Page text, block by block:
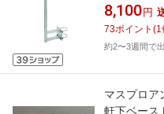
8,100 円
73ポイント (1
約2〜3週間で
マスプロア
軒下ベース